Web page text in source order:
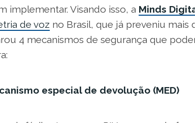
implementar. Visando isso, a Minds
de voz no Brasil, que já preveniu mais
4 mecanismos de segurança que
especial de devolução (MED)